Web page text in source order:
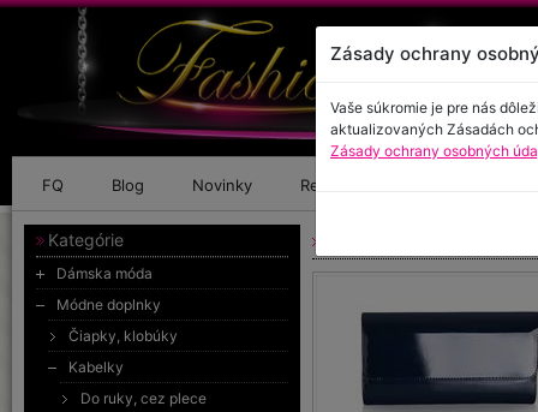
FQ Blog Novinky Referencie
Kategórie
Dámska móda
Módne doplnky
Čiapky, klobúky
Kabelky
Do ruky, cez plece
Zásady ochrany
Vaše súkromie je pre nás
aktualizovaných Zásadách
Zásady ochrany osobných